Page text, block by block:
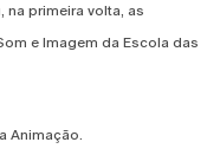
primeira volta, as
e Imagem da Escola das
Animação.